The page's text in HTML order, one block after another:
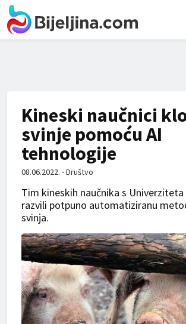
Kineski naučnici
svinje pomoću AI
tehnologije
08.06.2022. - Društvo
Tim kineskih naučnika s Univerziteta
razvili potpuno automatiziranu
svinja.